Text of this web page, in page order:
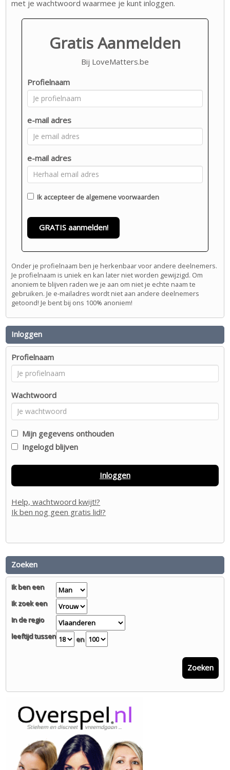
met je wachtwoord waarmee je kunt inloggen.
Gratis Aanmelden
Bij LoveMatters.be
Profielnaam
e-mail adres
e-mail adres
Ik accepteer de algemene voorwaarden
GRATIS aanmelden!
Onder je profielnaam ben je herkenbaar voor andere deelnemers.
Je profielnaam is uniek en kan later niet worden gewijzigd. Om
anoniem te blijven raden we je aan om niet je echte naam te
gebruiken. Je e-mailadres wordt niet aan andere deelnemers
getoond! Je bent bij ons 100% anoniem!
Inloggen
Profielnaam
Wachtwoord
Mijn gegevens onthouden
Ingelogd blijven
Inloggen
Help, wachtwoord kwijt!?
Ik ben nog geen gratis lid!?
Zoeken
Ik ben een
Ik zoek een
In de regio
leeftijd tussen
en
Zoeken